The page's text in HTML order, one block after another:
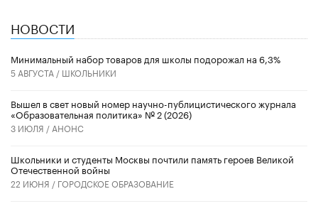
НОВОСТИ
Минимальный набор товаров для школы подорожал на 6,3%
5 АВГУСТА / ШКОЛЬНИКИ
Вышел в свет новый номер научно-публицистического журнала
«Образовательная политика» № 2 (2026)
3 ИЮЛЯ / АНОНС
Школьники и студенты Москвы почтили память героев Великой
Отечественной войны
22 ИЮНЯ / ГОРОДСКОЕ ОБРАЗОВАНИЕ